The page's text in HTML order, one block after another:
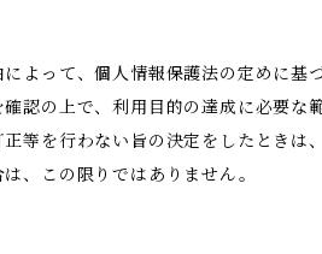
よって、個人情報保護法の定めに
認の上で、利用目的の達成に必要
等を行わない旨の決定をしたとき
、この限りではありません。